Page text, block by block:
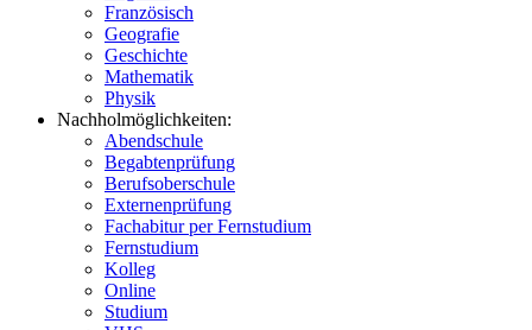
Französisch
Geografie
Geschichte
Mathematik
Physik
Nachholmöglichkeiten:
Abendschule
Begabtenprüfung
Berufsoberschule
Externenprüfung
Fachabitur per Fernstudium
Fernstudium
Kolleg
Online
Studium